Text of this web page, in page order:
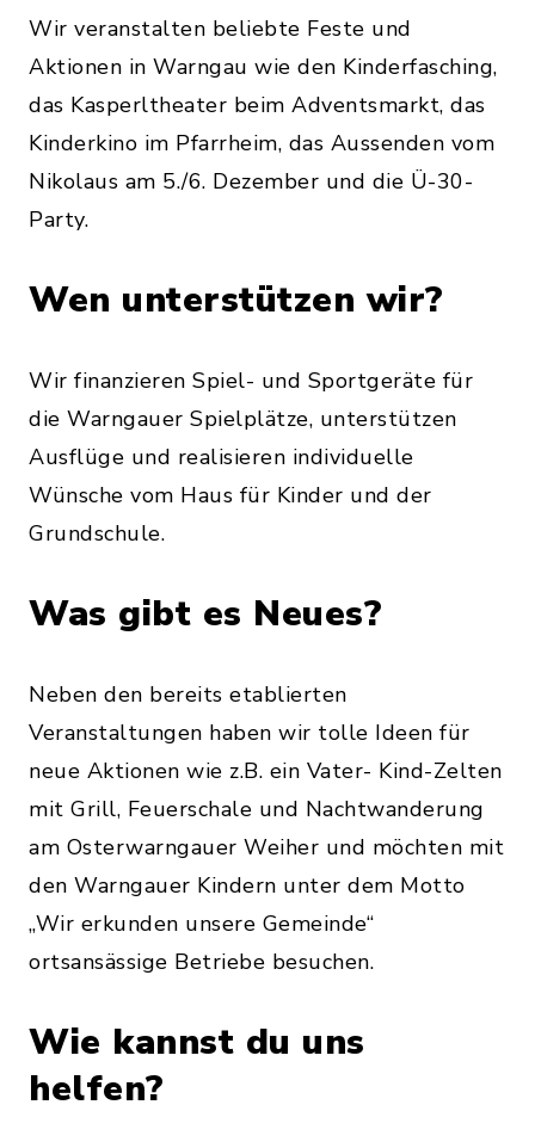
Wir veranstalten beliebte Feste und
Aktionen in Warngau wie den Kinderfasching,
das Kasperltheater beim Adventsmarkt, das
Kinderkino im Pfarrheim, das Aussenden vom
Nikolaus am 5./6. Dezember und die Ü-30-
Party.
Wen unterstützen wir?
Wir finanzieren Spiel- und Sportgeräte für
die Warngauer Spielplätze, unterstützen
Ausflüge und realisieren individuelle
Wünsche vom Haus für Kinder und der
Grundschule.
Was gibt es Neues?
Neben den bereits etablierten
Veranstaltungen haben wir tolle Ideen für
neue Aktionen wie z.B. ein Vater- Kind-Zelten
mit Grill, Feuerschale und Nachtwanderung
am Osterwarngauer Weiher und möchten mit
den Warngauer Kindern unter dem Motto
„Wir erkunden unsere Gemeinde“
ortsansässige Betriebe besuchen.
Wie kannst du uns
helfen?